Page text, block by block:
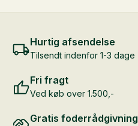
Hurtig afsendelse
Tilsendt indenfor 1-3 dage
Fri fragt
Ved køb over 1.500,-
Gratis foderrådgivning